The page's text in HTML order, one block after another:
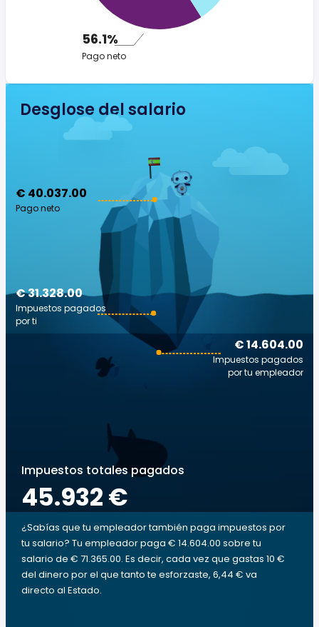
56.1%
Pago neto
Desglose del salario
€ 40.037.00
Pago neto
€ 14.604.00
Impuestos pagados
por tu empleador
€ 31.328.00
Impuestos pagados
por ti
Impuestos totales pagados
45.932 €
¿Sabías que tu empleador también paga impuestos por
tu salario? Tu empleador paga € 14.604.00 sobre tu
salario de € 71.365.00. Es decir, cada vez que gastas 10 €
del dinero por el que tanto te esforzaste, 6,44 € va
directo al Estado.